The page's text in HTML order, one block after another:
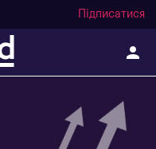
Підписатися